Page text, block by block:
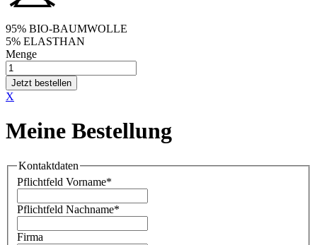
95% BIO-BAUMWOLLE
5% ELASTHAN
Menge
Jetzt bestellen
X
Meine Bestellung
Kontaktdaten
Pflichtfeld Vorname*
Pflichtfeld Nachname*
Firma